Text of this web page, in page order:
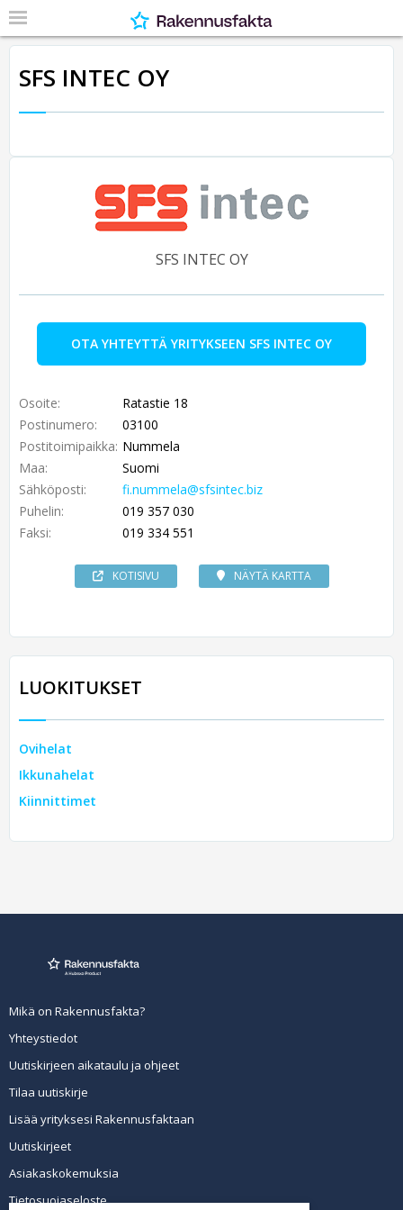
SFS INTEC OY
SFS INTEC OY
OTA YHTEYTTÄ YRITYKSEEN SFS INTEC OY
Osoite:
Ratastie 18
Postinumero:
03100
Postitoimipaikka: Nummela
Maa:
Suomi
Sähköposti:
fi.nummela@sfsintec.biz
Puhelin:
019 357 030
Faksi:
019 334 551
KOTISIVU NÄYTÄ KARTTA
LUOKITUKSET
Ovihelat
Ikkunahelat
Kiinnittimet
Mikä on Rakennusfakta?
Yhteystiedot
Uutiskirjeen aikataulu ja ohjeet
Tilaa uutiskirje
Lisää yrityksesi Rakennusfaktaan
Uutiskirjeet
Asiakaskokemuksia
Tietosuojaseloste